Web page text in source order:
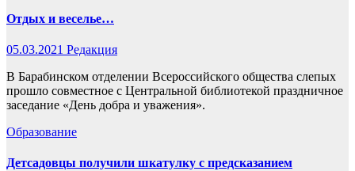
Отдых и веселье…
05.03.2021 Редакция
В Барабинском отделении Всероссийского общества слепых
прошло совместное с Центральной библиотекой праздничное
заседание «День добра и уважения».
Образование
Детсадовцы получили шкатулку с предсказанием